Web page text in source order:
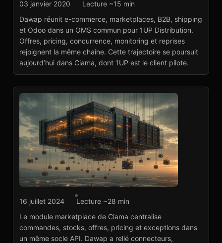
Agence marketplace
1UP Distribution : OMS
multicanal et client
pilote Ciama
Voir le projet→
03 janvier 2020
Lecture ~15 min
Dawap réunit e-commerce, marketplaces, B2B, shipping
et Odoo dans un OMS commun pour 1UP Distribution.
Offres, pricing, concurrence, monitoring et reprises
rejoignent la même chaîne. Cette trajectoire se poursuit
aujourd’hui dans Ciama, dont 1UP est le client pilote.
Intégration API
marketplace cross-
marketplaces
16 juillet 2024
Lecture ~28 min
Le module marketplace de Ciama centralise
commandes, stocks, offres, pricing et exceptions dans
un même socle API. Dawap a relié connecteurs,